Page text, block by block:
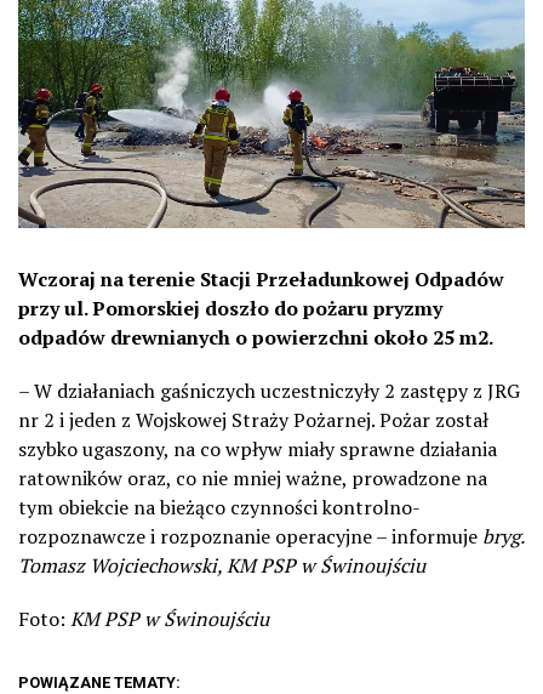
Wczoraj na terenie Stacji Przeładunkowej Odpadów
przy ul. Pomorskiej doszło do pożaru pryzmy
odpadów drewnianych o powierzchni około 25 m2.
– W działaniach gaśniczych uczestniczyły 2 zastępy z JRG
nr 2 i jeden z Wojskowej Straży Pożarnej. Pożar został
szybko ugaszony, na co wpływ miały sprawne działania
ratowników oraz, co nie mniej ważne, prowadzone na
tym obiekcie na bieżąco czynności kontrolno-
rozpoznawcze i rozpoznanie operacyjne – informuje bryg.
Tomasz Wojciechowski, KM PSP w Świnoujściu
Foto: KM PSP w Świnoujściu
POWIĄZANE TEMATY: